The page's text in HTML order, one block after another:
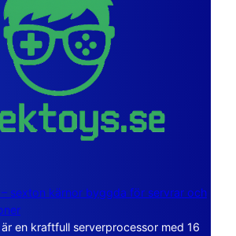
sexton kärnor byggda för servrar och
en kraftfull serverprocessor med 16